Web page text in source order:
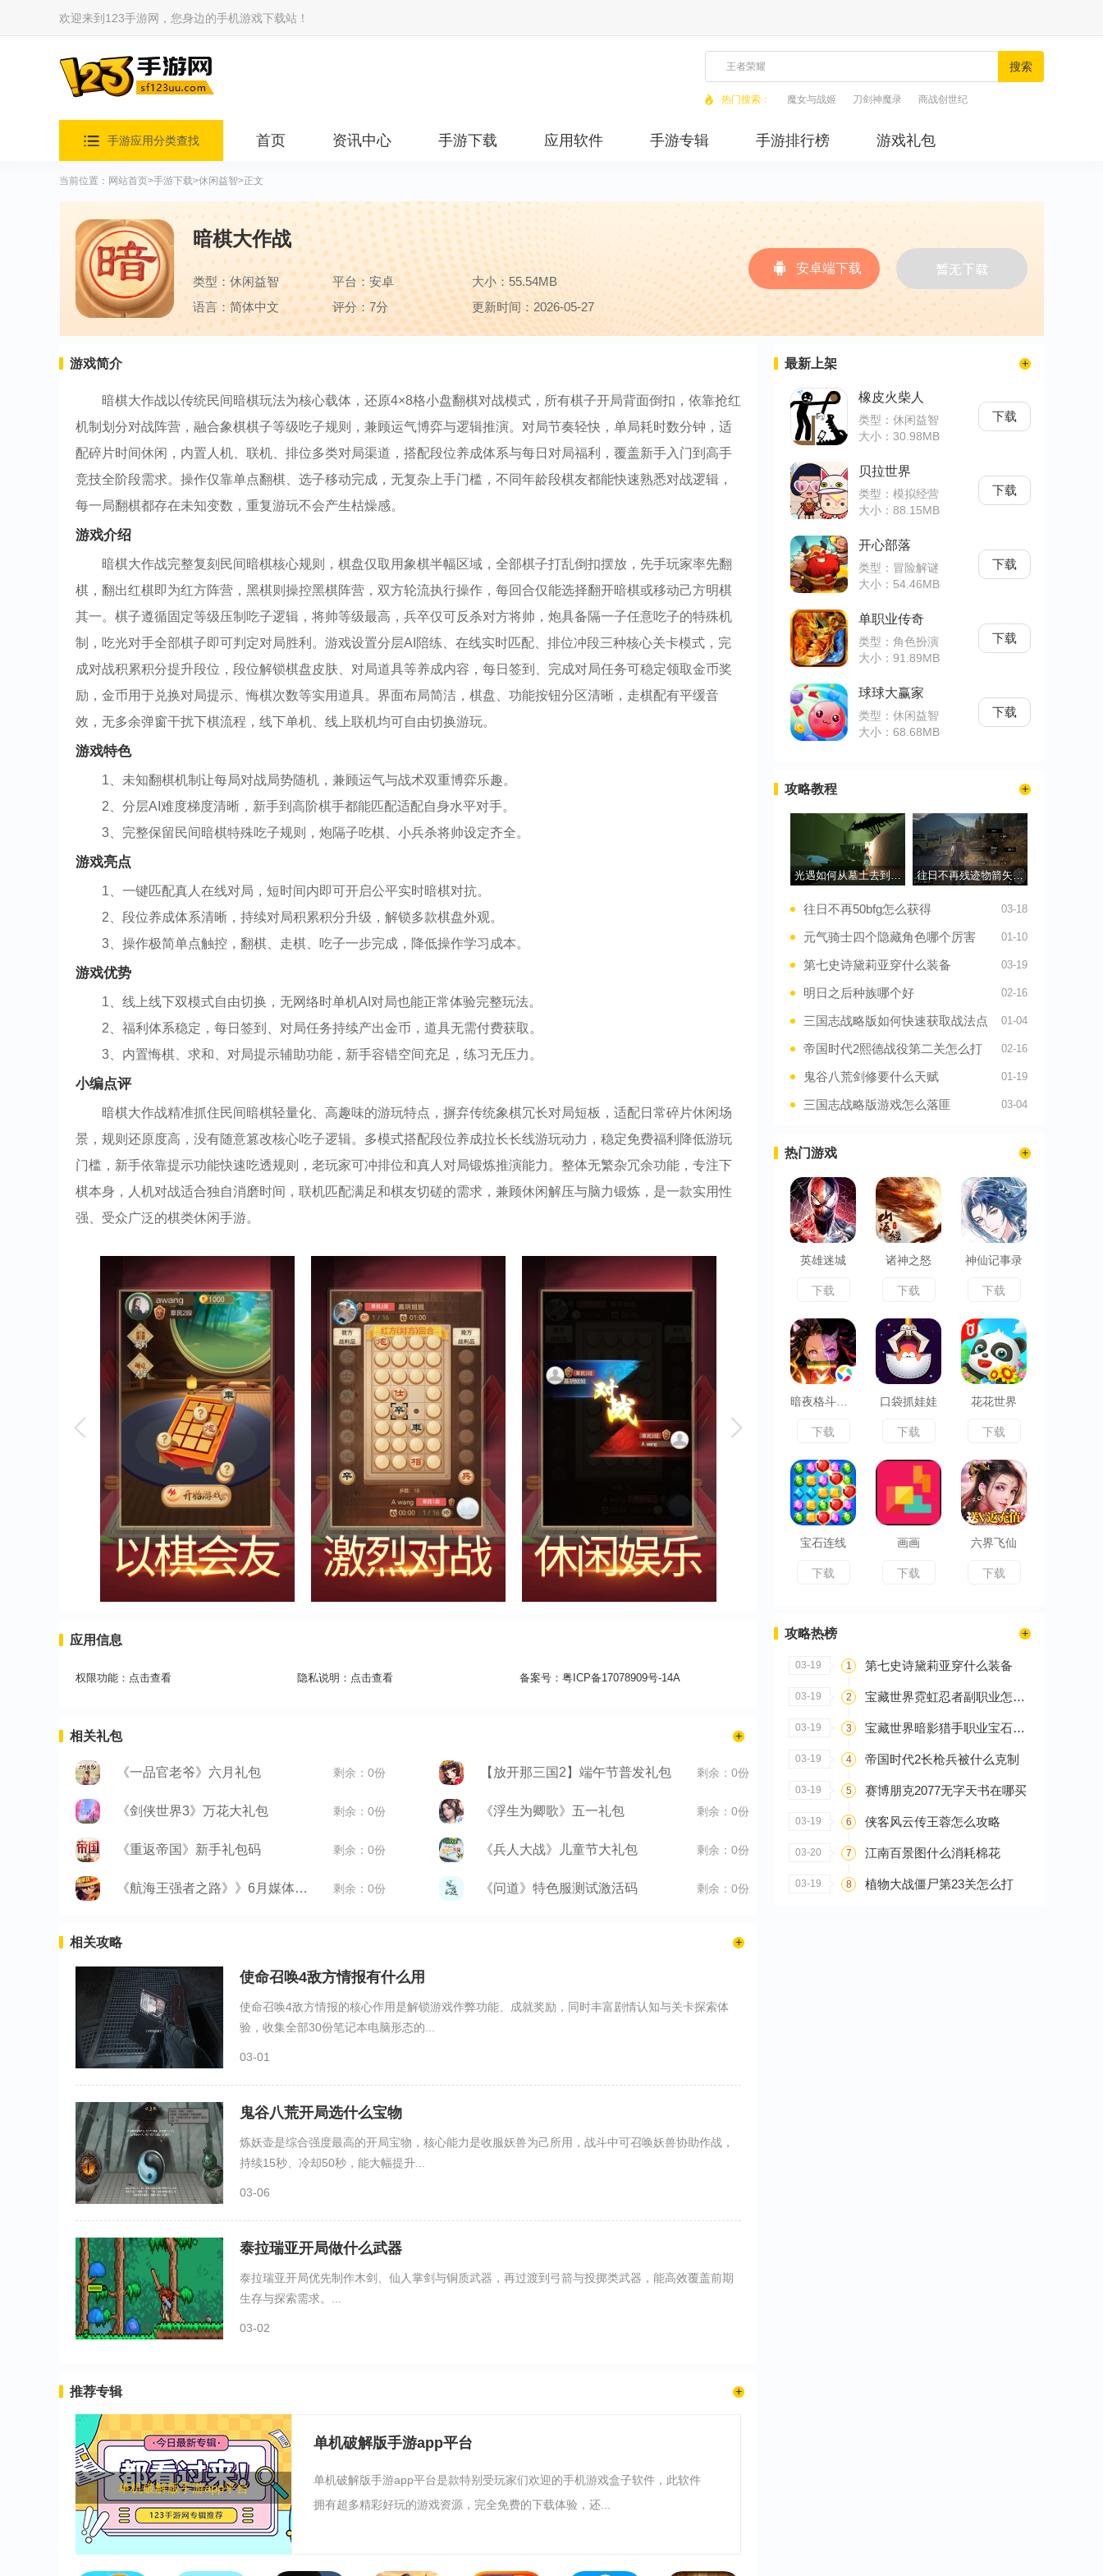
欢迎来到123手游网，您身边的手机游戏下载站！
搜索
热门搜索： 魔女与战姬 刀剑神魔录 商战创世纪
手游应用分类查找 首页 资讯中心 手游下载 应用软件 手游专辑 手游排行榜 游戏礼包
当前位置： 网站首页>手游下载>休闲益智>正文
暗棋大作战
类型：休闲益智 平台：安卓
大小：55.54MB
语言：简体中文
评分：7分 更新时间：2026-05-27
安卓端下载
游戏简介
暗棋大作战以传统民间暗棋玩法为核心载体，还原4×8格小盘翻棋对战模式，所有棋子开局背面倒扣，依靠抢红
机制划分对战阵营，融合象棋棋子等级吃子规则，兼顾运气博弈与逻辑推演。对局节奏轻快，单局耗时数分钟，适
配碎片时间休闲，内置人机、联机、排位多类对局渠道，搭配段位养成体系与每日对局福利，覆盖新手入门到高手
竞技全阶段需求。操作仅靠单点翻棋、选子移动完成，无复杂上手门槛，不同年龄段棋友都能快速熟悉对战逻辑，
每一局翻棋都存在未知变数，重复游玩不会产生枯燥感。
游戏介绍
暗棋大作战完整复刻民间暗棋核心规则，棋盘仅取用象棋半幅区域，全部棋子打乱倒扣摆放，先手玩家率先翻
棋，翻出红棋即为红方阵营，黑棋则操控黑棋阵营，双方轮流执行操作，每回合仅能选择翻开暗棋或移动己方明棋
其一。棋子遵循固定等级压制吃子逻辑，将帅等级最高，兵卒仅可反杀对方将帅，炮具备隔一子任意吃子的特殊机
制，吃光对手全部棋子即可判定对局胜利。游戏设置分层AI陪练、在线实时匹配、排位冲段三种核心关卡模式，完
成对战积累积分提升段位，段位解锁棋盘皮肤、对局道具等养成内容，每日签到、完成对局任务可稳定领取金币奖
励，金币用于兑换对局提示、悔棋次数等实用道具。界面布局简洁，棋盘、功能按钮分区清晰，走棋配有平缓音
效，无多余弹窗干扰下棋流程，线下单机、线上联机均可自由切换游玩。
游戏特色
1、未知翻棋机制让每局对战局势随机，兼顾运气与战术双重博弈乐趣。
2、分层AI难度梯度清晰，新手到高阶棋手都能匹配适配自身水平对手。
3、完整保留民间暗棋特殊吃子规则，炮隔子吃棋、小兵杀将帅设定齐全。
游戏亮点
1、一键匹配真人在线对局，短时间内即可开启公平实时暗棋对抗。
2、段位养成体系清晰，持续对局积累积分升级，解锁多款棋盘外观。
3、操作极简单点触控，翻棋、走棋、吃子一步完成，降低操作学习成本。
游戏优势
1、线上线下双模式自由切换，无网络时单机AI对局也能正常体验完整玩法。
2、福利体系稳定，每日签到、对局任务持续产出金币，道具无需付费获取。
3、内置悔棋、求和、对局提示辅助功能，新手容错空间充足，练习无压力。
小编点评
暗棋大作战精准抓住民间暗棋轻量化、高趣味的游玩特点，摒弃传统象棋冗长对局短板，适配日常碎片休闲场
景，规则还原度高，没有随意篡改核心吃子逻辑。多模式搭配段位养成拉长长线游玩动力，稳定免费福利降低游玩
门槛，新手依靠提示功能快速吃透规则，老玩家可冲排位和真人对局锻炼推演能力。整体无繁杂冗余功能，专注下
棋本身，人机对战适合独自消磨时间，联机匹配满足和棋友切磋的需求，兼顾休闲解压与脑力锻炼，是一款实用性
强、受众广泛的棋类休闲手游。
应用信息
权限功能： 点击查看 隐私说明： 点击查看 备案号： 粤ICP备17078909号-14A
相关礼包
《一品官老爷》六月礼包 剩余：0份 【放开那三国2】端午节普发礼包 剩余：0份
《剑侠世界3》万花大礼包 剩余：0份 《浮生为卿歌》五一礼包 剩余：0份
《重返帝国》新手礼包码 剩余：0份 《兵人大战》儿童节大礼包 剩余：0份
《航海王强者之路》》6月媒体礼包 剩余：0份 《问道》特色服测试激活码 剩余：0份
相关攻略
使命召唤4敌方情报有什么用
使命召唤4敌方情报的核心作用是解锁游戏作弊功能、成就奖励，同时丰富剧情认知与关卡探索体
验，收集全部30份笔记本电脑形态的...
03-01
鬼谷八荒开局选什么宝物
炼妖壶是综合强度最高的开局宝物，核心能力是收服妖兽为己所用，战斗中可召唤妖兽协助作战，
持续15秒、冷却50秒，能大幅提升...
03-06
泰拉瑞亚开局做什么武器
泰拉瑞亚开局优先制作木剑、仙人掌剑与铜质武器，再过渡到弓箭与投掷类武器，能高效覆盖前期
生存与探索需求。...
03-02
推荐专辑
单机破解版手游app平台
单机破解版手游app平台
单机破解版手游app平台是款特别受玩家们欢迎的手机游戏盒子软件，此软件
拥有超多精彩好玩的游戏资源，完全免费的下载体验，还...
最新上架
橡皮火柴人
类型：休闲益智
大小：30.98MB
下载
贝拉世界
类型：模拟经营
大小：88.15MB
下载
开心部落
类型：冒险解谜
大小：54.46MB
下载
单职业传奇
类型：角色扮演
大小：91.89MB
下载
球球大赢家
类型：休闲益智
大小：68.68MB
下载
攻略教程
光遇如何从墓土去到峡谷终点 往日不再残迹物箭矢有什么作用
往日不再50bfg怎么获得 03-18
元气骑士四个隐藏角色哪个厉害 01-10
第七史诗黛莉亚穿什么装备 03-19
明日之后种族哪个好 02-16
三国志战略版如何快速获取战法点 01-04
帝国时代2熙德战役第二关怎么打 02-16
鬼谷八荒剑修要什么天赋 01-19
三国志战略版游戏怎么落匪 03-04
热门游戏
英雄迷城
下载
诸神之怒
下载
神仙记事录
下载
下载
口袋抓娃娃
下载
花花世界
下载
宝石连线
下载
画画
下载
六界飞仙
下载
攻略热榜
03-19 1 第七史诗黛莉亚穿什么装备
03-19 2 宝藏世界霓虹忍者副职业怎么选
03-19 3 宝藏世界暗影猎手职业宝石怎么搭配
03-19 4 帝国时代2长枪兵被什么克制
03-19 5 赛博朋克2077无字天书在哪买
03-19 6 侠客风云传王蓉怎么攻略
03-20 7 江南百景图什么消耗棉花
03-19 8 植物大战僵尸第23关怎么打